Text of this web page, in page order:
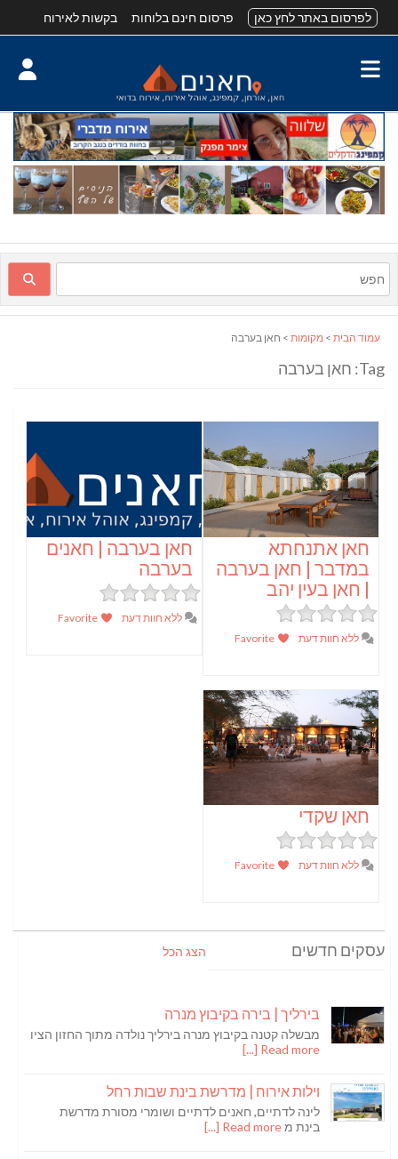
לפרסום באתר לחץ כאן פרסום חינם בלוחות בקשות לאירוח
עמוד הבית > מקומות > חאן בערבה
Tag: חאן בערבה
חאן אתנחתא
במדבר | חאן בערבה
| חאן בעין יהב
ללא חוות דעת
חאן בערבה | חאנים
בערבה
ללא חוות דעת
חאן שקדי
ללא חוות דעת
עסקים חדשים הצג הכל
בירליך | בירה בקיבוץ מנרה
מבשלה קטנה בקיבוץ מנרה בירליך נולדה מתוך החזון הציו
Read more [...]
וילות אירוח | מדרשת בינת שבות רחל
לינה לדתיים, חאנים לדתיים ושומרי מסורת מדרשת
בינת מRead more [...]